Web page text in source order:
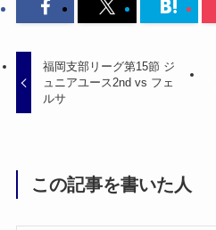
福岡支部リーグ第15節 ジ
ュニアユース2nd vs フェ
ルサ
この記事を書いた人